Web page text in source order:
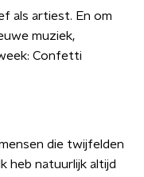
als artiest. En om
muziek,
Confetti
die twijfelden
heb natuurlijk altijd